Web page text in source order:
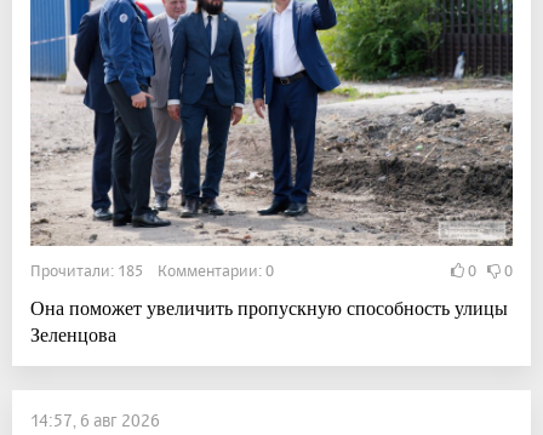
Прочитали: 185 Комментарии: 0 0 0
Она поможет увеличить пропускную способность улицы
Зеленцова
14:57, 6 авг 2026